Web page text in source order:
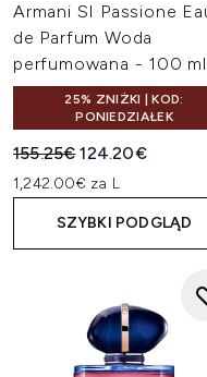
Armani SI Passione
de Parfum Woda
perfumowana - 100 ml
25% ZNIŻKI | KOD:
PONIEDZIAŁEK
Sugerowana cena
155.25€Aktualna cena:
124.20€
1,242.00€ za L
SZYBKI PODGLĄD